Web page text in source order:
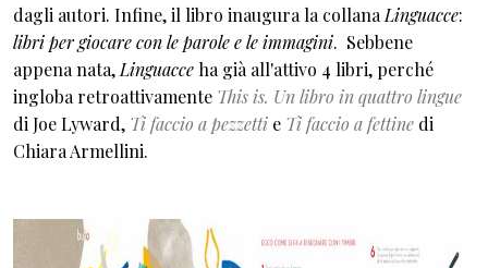
dagli autori. Infine, il libro inaugura la collana Linguacce:
libri per giocare con le parole e le immagini. Sebbene
appena nata, Linguacce ha già all'attivo 4 libri, perché
ingloba retroattivamente This is. Un libro in quattro lingue
di Joe Lyward, Ti faccio a pezzetti e Ti faccio a fettine di
Chiara Armellini.